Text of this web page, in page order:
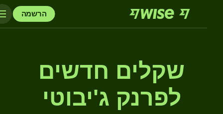
הרשמה
שקלים חדשים
לפרנק ג'יבוטי